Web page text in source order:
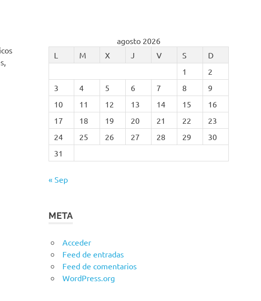
agosto 2026
L
M X J V S
D
1
2
3
4 5 6 7 8
9
10
11 12 13 14 15
16
17
18 19 20 21 22
23
24
25 26 27 28 29
30
31
« Sep
META
Acceder
Feed de entradas
Feed de comentarios
WordPress.org